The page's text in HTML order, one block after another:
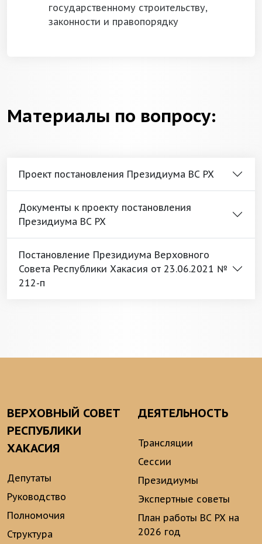
государственному строительству,
законности и правопорядку
Материалы по вопросу:
Проект постановления Президиума ВС РХ
Документы к проекту постановления
Президиума ВС РХ
Постановление Президиума Верховного
Совета Республики Хакасия от 23.06.2021 №
212-п
ВЕРХОВНЫЙ СОВЕТ
РЕСПУБЛИКИ
ХАКАСИЯ
Депутаты
Руководство
Полномочия
Структура
ДЕЯТЕЛЬНОСТЬ
Трансляции
Сессии
Президиумы
Экспертные советы
План работы ВС РХ на
2026 год